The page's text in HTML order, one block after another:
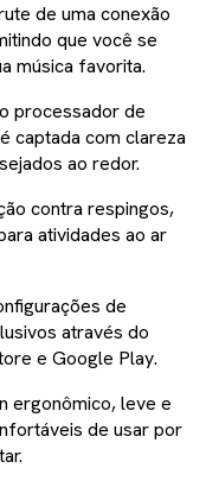
de uma conexão
que você se
música favorita.
processador de
captada com clareza
ao redor.
contra respingos,
atividades ao ar
de
através do
e Google Play.
ergonômico, leve e
de usar por